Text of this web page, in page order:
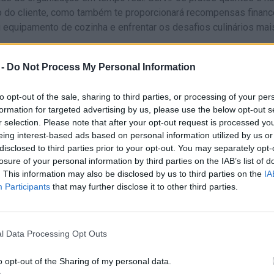
Do Not Process My Personal Information
opt-out of the sale, sharing to third parties, or processing of your
for targeted advertising by us, please use the below opt-out
selection. Please note that after your opt-out request is processed
interest-based ads based on personal information utilized by us
to third parties prior to your opt-out. You may separately
of your personal information by third parties on the IAB’s list of
This information may also be disclosed by us to third parties on the
Participants that may further disclose it to other third parties.
Data Processing Opt Outs
opt-out of the Sharing of my personal data.
cliente, como também te proporcionará recompensas
de cozinha e enfrentar os desafios culinários
do jogo «Royal Cooking: Cooking Game»?
em simultâneo, sob a pressão de um relógio
de restaurantes com temas únicos e receitas que vão
com um maior volume de clientes, pedidos mais
e ultrarrápida para ativar multiplicadores de gorjetas e
de eletrodomésticos e utensílios para acelerar os tempos de
armazenamento de pratos.
os pratos de espera para pré-cozinhar os ingredientes
da chegada dos clientes. Isto permitirá-te montar os
aparecer, garantindo gorjetas máximas e evitando que